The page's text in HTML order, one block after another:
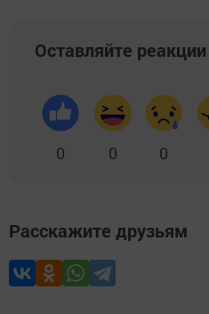
Оставляйте реакции
0 0 0
Расскажите друзьям